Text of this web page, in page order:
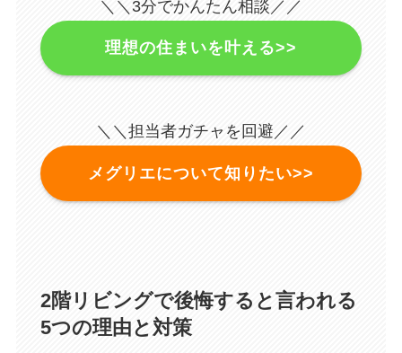
＼＼3分でかんたん相談／／
理想の住まいを叶える>>
＼＼担当者ガチャを回避／／
メグリエについて知りたい>>
2階リビングで後悔すると言われる
5つの理由と対策